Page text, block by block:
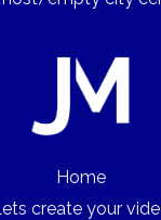
Home
create your